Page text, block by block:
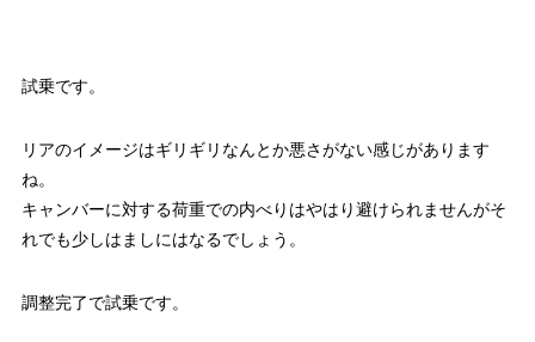
試乗です。
リアのイメージはギリギリなんとか悪さがない感じがあります
ね。
キャンバーに対する荷重での内べりはやはり避けられませんがそ
れでも少しはましにはなるでしょう。
調整完了で試乗です。